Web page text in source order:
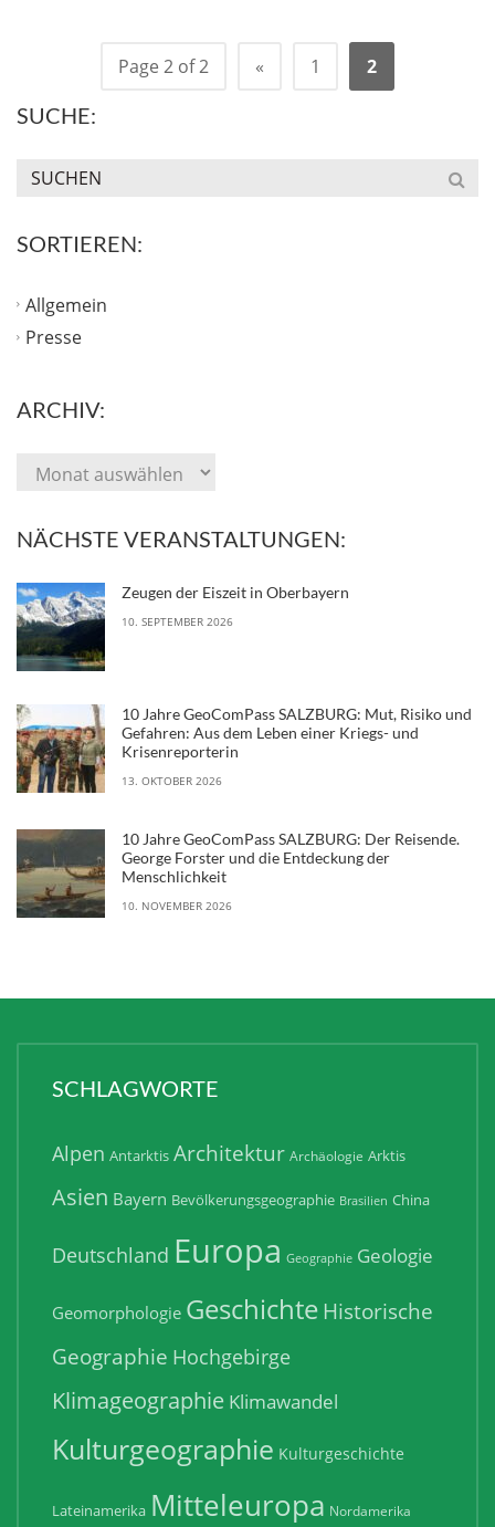
Page 2 of 2 « 1 2
SUCHE:
SORTIEREN:
Allgemein
Presse
ARCHIV:
NÄCHSTE VERANSTALTUNGEN:
Zeugen der Eiszeit in Oberbayern
10. SEPTEMBER 2026
10 Jahre GeoComPass SALZBURG: Mut, Risiko und
Gefahren: Aus dem Leben einer Kriegs- und
Krisenreporterin
13. OKTOBER 2026
10 Jahre GeoComPass SALZBURG: Der Reisende.
George Forster und die Entdeckung der
Menschlichkeit
10. NOVEMBER 2026
SCHLAGWORTE
Alpen Antarktis Architektur Archäologie Arktis
Asien Bayern Bevölkerungsgeographie Brasilien China
Deutschland Europa Geographie Geologie
Geomorphologie GeschichteHistorische
Geographie Hochgebirge
Klimageographie Klimawandel
Kulturgeographie Kulturgeschichte
Lateinamerika Mitteleuropa Nordamerika